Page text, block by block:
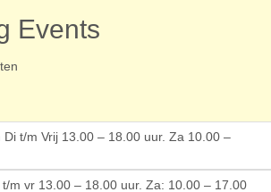
Events
t/m Vrij 13.00 – 18.00 uur. Za 10.00 –
m vr 13.00 – 18.00 uur. Za: 10.00 – 17.00